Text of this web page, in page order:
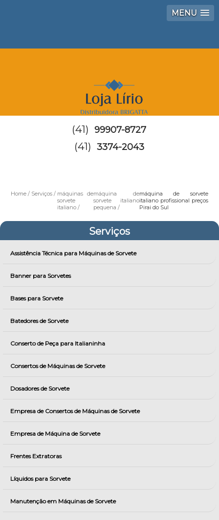
MENU
(41) 99907-8727
(41) 3374-2043
Home Serviços
máquinas de
sorvete
italiano
máquina de
sorvete italiano
pequena
máquina de sorvete
italiano profissional preços
Pirai do Sul
Serviços
Assistência Técnica para Máquinas de Sorvete
Banner para Sorvetes
Bases para Sorvete
Batedores de Sorvete
Conserto de Peça para Italianinha
Consertos de Máquinas de Sorvete
Dosadores de Sorvete
Empresa de Consertos de Máquinas de Sorvete
Empresa de Máquina de Sorvete
Frentes Extratoras
Líquidos para Sorvete
Manutenção em Máquinas de Sorvete